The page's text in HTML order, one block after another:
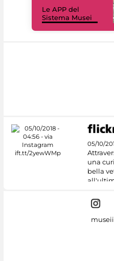
Le APP del
Sistema Musei
05/10/
una
bella